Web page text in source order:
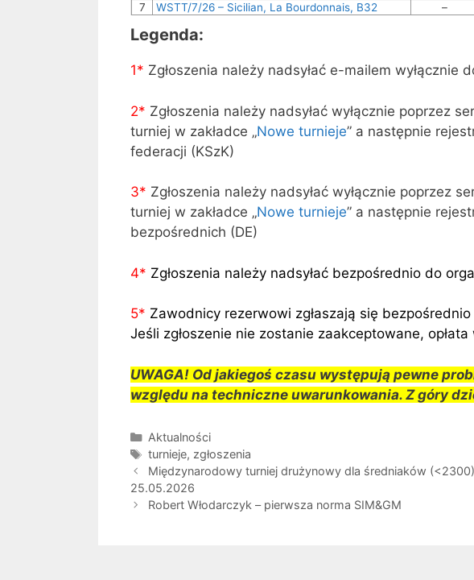
7
WSTT/7/26 – Sicilian, La Bourdonnais, B32 –
Legenda:
1* Zgłoszenia należy nadsyłać e-mailem wyłącznie
2* Zgłoszenia należy nadsyłać wyłącznie poprzez
turniej w zakładce „Nowe turnieje” a następnie
federacji (KSzK)
3* Zgłoszenia należy nadsyłać wyłącznie poprzez
turniej w zakładce „Nowe turnieje” a następnie
bezpośrednich (DE)
4* Zgłoszenia należy nadsyłać bezpośrednio do
5* Zawodnicy rezerwowi zgłaszają się
Jeśli zgłoszenie nie zostanie zaakceptowane,
UWAGA! Od jakiegoś czasu występują pewne
względu na techniczne uwarunkowania. Z góry
Kategorie
Aktualności
Tagi
turnieje, zgłoszenia
Międzynarodowy turniej drużynowy dla średniaków
25.05.2026
Robert Włodarczyk – pierwsza norma SIM&GM